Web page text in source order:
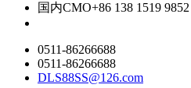
国内CMO+86 138 1519
0511-86266688
0511-86266688
DLS88SS@126.com